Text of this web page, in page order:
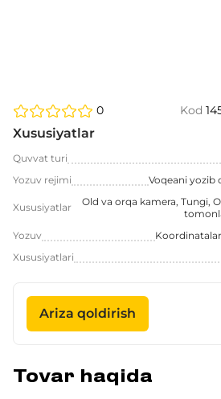
0 Kod
Xususiyatlar
Quvvat turi
Yozuv rejimi
Voqeani yozib
Xususiyatlar
Old va orqa kamera, Tungi,
Yozuv
Xususiyatlari
Ariza qoldirish
Tovar haqida